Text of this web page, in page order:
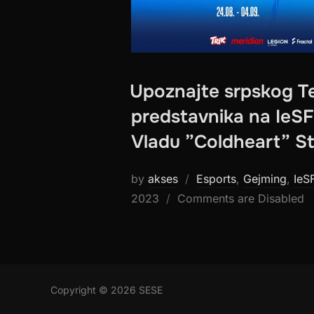
Upoznajte srpskog
predstavnika na
Vladu ”Coldheart”
by akses Esports, Gejming,
2023
Comments are Disabled
Copyright © 2026 SESE